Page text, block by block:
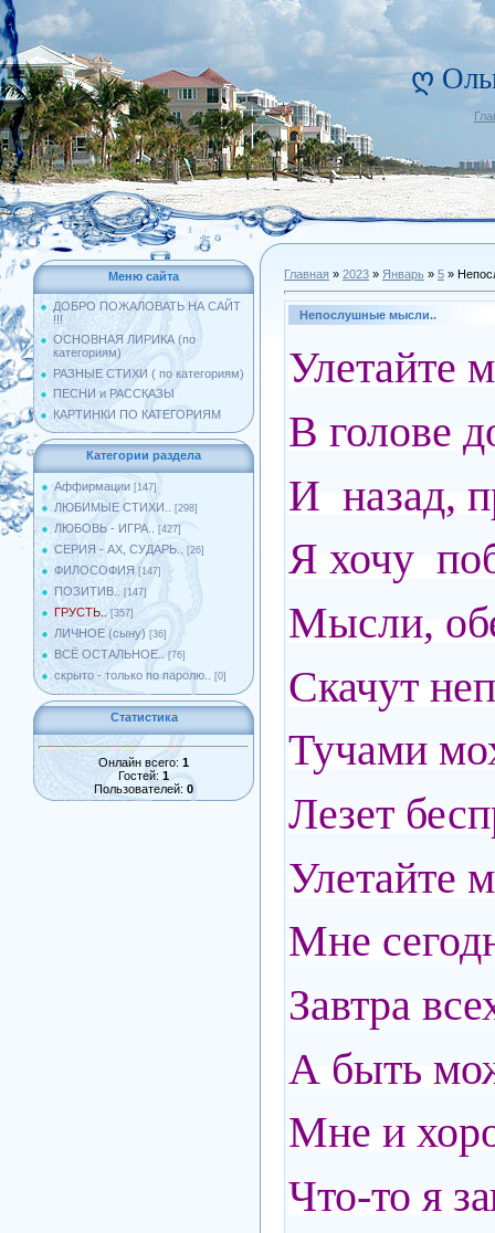
ღ
Меню сайта
ДОБРО ПОЖАЛОВАТЬ НА САЙТ
!!!
ОСНОВНАЯ ЛИРИКА (по
категориям)
РАЗНЫЕ СТИХИ ( по категориям)
ПЕСНИ и РАССКАЗЫ
КАРТИНКИ ПО КАТЕГОРИЯМ
Категории раздела
Аффирмации [147]
ЛЮБИМЫЕ СТИХИ.. [298]
ЛЮБОВЬ - ИГРА.. [427]
СЕРИЯ - АХ, СУДАРЬ.. [26]
ФИЛОСОФИЯ [147]
ПОЗИТИВ.. [147]
ГРУСТЬ.. [357]
ЛИЧНОЕ (сыну) [36]
ВСЁ ОСТАЛЬНОЕ.. [76]
скрыто - только по паролю.. [0]
Статистика
Онлайн всего: 1
Гостей: 1
Пользователей: 0
Главная » 2023 » Январь » 5 »
Непослушные мысли..
Улетайте
В голове
И назад,
Я хочу
Мысли,
Скачут
Тучами
Лезет
Улетайте
Мне
Завтра
А быть
Мне и
Что-то я